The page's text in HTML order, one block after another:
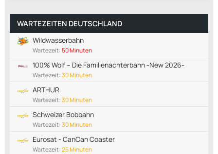
WARTEZEITEN DEUTSCHLAND
Wildwasserbahn
Wartezeit:50 Minuten
100% Wolf – Die Familienachterbahn -New 2026-
Wartezeit:30 Minuten
ARTHUR
Wartezeit:30 Minuten
Schweizer Bobbahn
Wartezeit:30 Minuten
Eurosat - CanCan Coaster
Wartezeit:25 Minuten